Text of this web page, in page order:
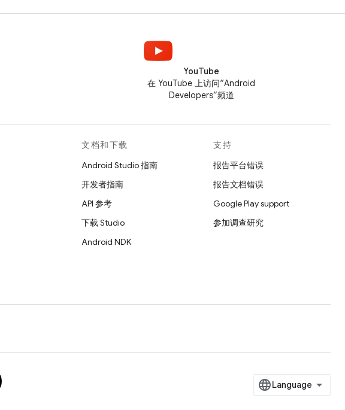
YouTube
在 YouTube 上访问“Android
Developers”频道
文档和下载
Android Studio 指南
开发者指南
API 参考
下载 Studio
Android NDK
支持
报告平台错误
报告文档错误
Google Play support
参加调查研究